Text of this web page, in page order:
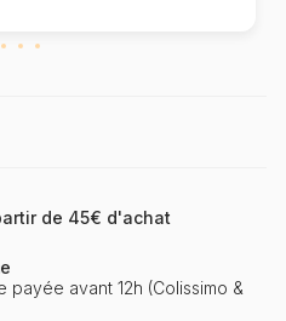
de 45€ d'achat
payée avant 12h (Colissimo &